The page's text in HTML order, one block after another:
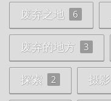
废弃之地 6
废弃的地方 3
探索 2 摄影